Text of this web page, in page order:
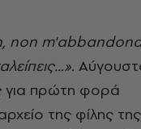
για πρώτη φορά
της φίλης της